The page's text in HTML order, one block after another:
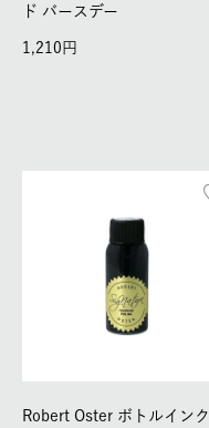
ド バースデー
1,210
Robert Oster ボトルインク